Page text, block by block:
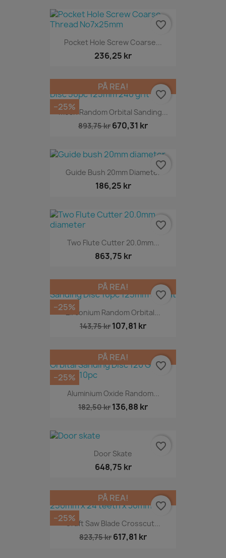
Pocket Hole Screw Coarse...
236,25 kr
favorite_border
Mesh Random Orbital Sanding...
893,75 kr 670,31 kr
PÅ REA!
−25%
favorite_border
Guide Bush 20mm Diameter
186,25 kr
favorite_border
Two Flute Cutter 20.0mm...
863,75 kr
favorite_border
Zirconium Random Orbital...
143,75 kr 107,81 kr
PÅ REA!
−25%
favorite_border
Aluminium Oxide Random...
182,50 kr 136,88 kr
PÅ REA!
−25%
favorite_border
Door Skate
648,75 kr
favorite_border
Craft Saw Blade Crosscut...
823,75 kr 617,81 kr
PÅ REA!
−25%
favorite_border